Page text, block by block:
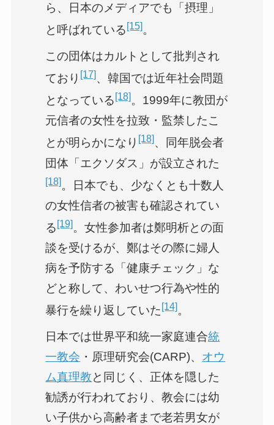
ら、日本のメディアでも「摂理」
と呼ばれている [15] 。
この団体はカルトとして批判され
ており [17] 、韓国では近年社会問題
となっている [18] 。1999年に教団が
元信者の女性を拉致・監禁したこ
とが明らかになり [18] 、同年脱会者
団体「エクソダス」が設立された
[18] 。日本でも、少なくとも十数人
の女性信者の被害も確認されてい
る [19] 。女性参加者は鄭明析との面
談を受けるが、鄭はその際に婦人
病を予防する「健康チェック」な
どと称して、わいせつ行為や性的
暴行を繰り返していた [14] 。
日本では世界平和統一家庭連合統
一教会 ・原理研究会(CARP)、 オウ
ム真理教と同じく、正体を隠した
勧誘が行われており、教会には幼
い子供から高齢者まで老若男女が